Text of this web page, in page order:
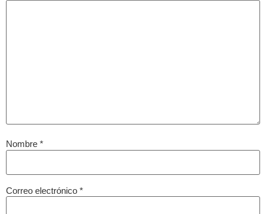
Nombre *
Correo electrónico *